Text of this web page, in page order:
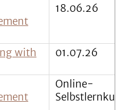
18.06.26
with
01.07.26
Online-
Selbstlernkurs